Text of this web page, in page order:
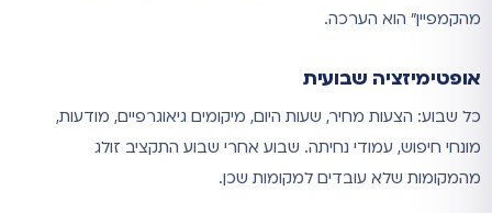
מהקמפיין" הוא הערכה.
אופטימיזציה שבועית
כל שבוע: הצעות מחיר, שעות היום, מיקומים גיאוגרפיים, מודעות,
מונחי חיפוש, עמודי נחיתה. שבוע אחרי שבוע התקציב זולג
מהמקומות שלא עובדים למקומות שכן.